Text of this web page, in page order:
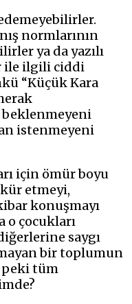
normlarının
ya da yazılı
ile ilgili ciddi
“Küçük Kara
istenmeyeni
için ömür boyu
etmeyi,
konuşmayı
o çocukları
saygı
bir toplumun
peki tüm